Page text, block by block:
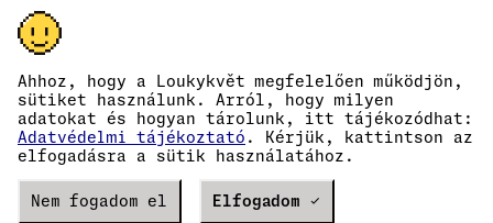
Ahhoz, hogy a Loukykvět megfelelően működjön,
sütiket használunk. Arról, hogy milyen
adatokat és hogyan tárolunk, itt tájékozódhat:
Adatvédelmi tájékoztató . Kérjük, kattintson az
elfogadásra a sütik használatához.
Nem fogadom el Elfogadom ✓
Slovensko
Polska
Österreich
Deutschland
France
België
Danmark
Eesti
España
Suomi
A Loukykvět s.r.o. a Prágai Városi Bíróság által vezetett cégjegyzékbe C
szakasz, 268616 betétszám alatt van bejegyezve.
nyilvántartva.
A növényútlevelek kiállításához a 0636-os regisztrációs számot
használjuk.
Cégjegyzékszámunk: 05663687, adószámunk: CZ05663687.
A hivatalos tárhely azonosítója: eng827q.
EORI számunk: CZ05663687.
Verze20302 PRODUCTION